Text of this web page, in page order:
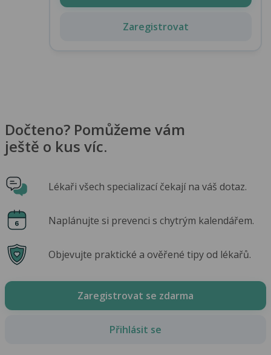
Zaregistrovat
Dočteno? Pomůžeme vám
ještě o kus víc.
Lékaři všech specializací čekají na váš dotaz.
Naplánujte si prevenci s chytrým kalendářem.
Objevujte praktické a ověřené tipy od lékařů.
Zaregistrovat se zdarma
Přihlásit se